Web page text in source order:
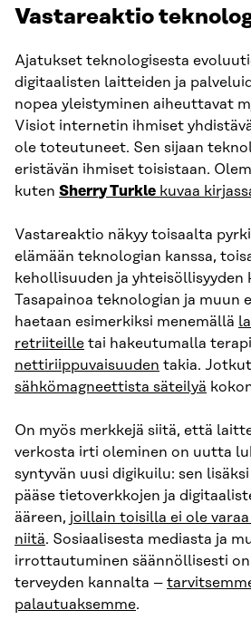
Vastareaktio
Ajatukset teknologisesta
digitaalisten laitteiden ja
nopea yleistyminen aiheuttavat
Visiot internetin ihmiset
ole toteutuneet. Sen sijaan
eristävän ihmiset toisistaan.
kuten Sherry Turkle kuvaa
Vastareaktio näkyy toisaalta
elämään teknologian kanssa,
kehollisuuden ja yhteisöllisyyden
Tasapainoa teknologian ja muun
haetaan esimerkiksi menemällä
retriiteille tai hakeutumalla
nettiriippuvaisuuden takia. Jotkut
sähkömagneettista säteilyä
On myös merkkejä siitä, että
verkosta irti oleminen on uutta
syntyvän uusi digikuilu: sen
pääse tietoverkkojen ja
ääreen, joillain toisilla ei ole
niitä. Sosiaalisesta mediasta ja
irrottautuminen säännöllisesti on
terveyden kannalta –
palautuaksemme.